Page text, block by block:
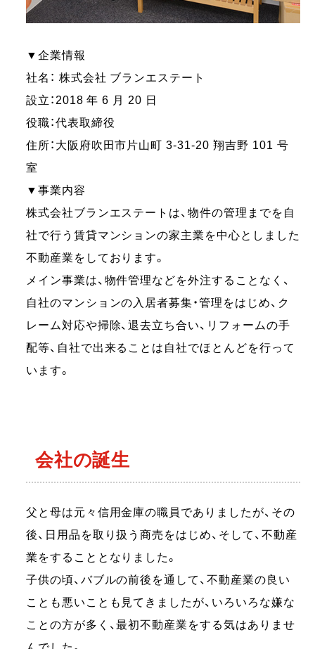
▼企業情報
社名： 株式会社 ブランエステート
設立：2018 年 6 月 20 日
役職：代表取締役
住所：大阪府吹田市片山町 3-31-20 翔吉野 101 号
室
▼事業内容
株式会社ブランエステートは、物件の管理までを自
社で行う賃貸マンションの家主業を中心としました
不動産業をしております。
メイン事業は、物件管理などを外注することなく、
自社のマンションの入居者募集・管理をはじめ、ク
レーム対応や掃除、退去立ち合い、リフォームの手
配等、自社で出来ることは自社でほとんどを行って
います。
会社の誕生
父と母は元々信用金庫の職員でありましたが、その
後、日用品を取り扱う商売をはじめ、そして、不動産
業をすることとなりました。
子供の頃、バブルの前後を通して、不動産業の良い
ことも悪いことも見てきましたが、いろいろな嫌な
ことの方が多く、最初不動産業をする気はありませ